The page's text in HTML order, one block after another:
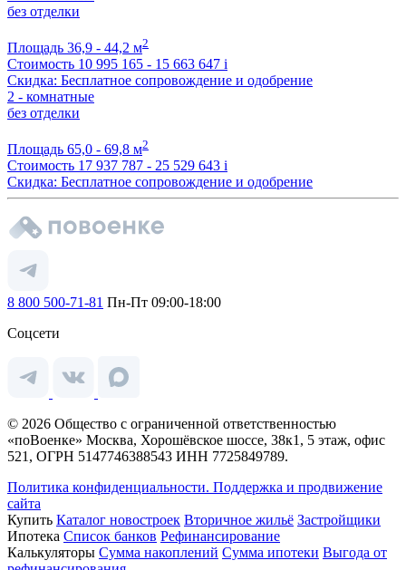
без отделки
Площадь 36,9 - 44,2 м2
Стоимость 10 995 165 - 15 663 647 i
Скидка: Бесплатное сопровождение и одобрение
2 - комнатные
без отделки
Площадь 65,0 - 69,8 м2
Стоимость 17 937 787 - 25 529 643 i
Скидка: Бесплатное сопровождение и одобрение
8 800 500-71-81 Пн-Пт 09:00-18:00
Соцсети
© 2026 Общество с ограниченной ответственностью
«поВоенке» Москва, Хорошёвское шоссе, 38к1, 5 этаж, офис
521, ОГРН 5147746388543 ИНН 7725849789.
Политика конфиденциальности. Поддержка и продвижение
сайта
Купить Каталог новостроек Вторичное жильё Застройщики
Ипотека Список банков Рефинансирование
Калькуляторы Сумма накоплений Сумма ипотеки Выгода от